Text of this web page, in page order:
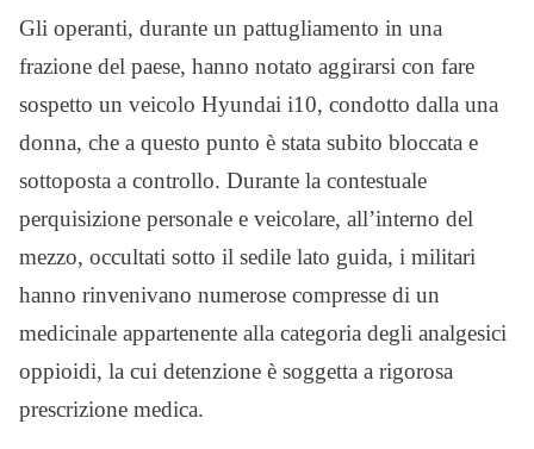
Gli operanti, durante un pattugliamento in una
frazione del paese, hanno notato aggirarsi con fare
sospetto un veicolo Hyundai i10, condotto dalla una
donna, che a questo punto è stata subito bloccata e
sottoposta a controllo. Durante la contestuale
perquisizione personale e veicolare, all’interno del
mezzo, occultati sotto il sedile lato guida, i militari
hanno rinvenivano numerose compresse di un
medicinale appartenente alla categoria degli analgesici
oppioidi, la cui detenzione è soggetta a rigorosa
prescrizione medica.